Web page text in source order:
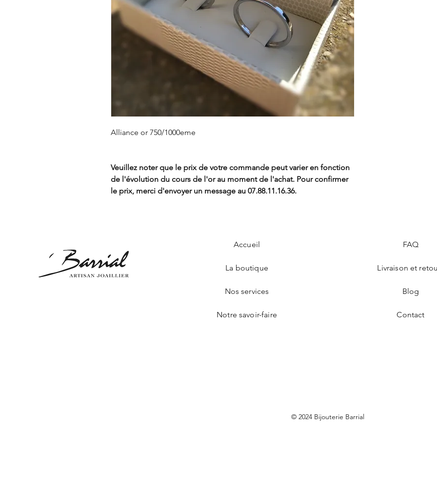
Alliance or 750/1000eme
Veuillez noter que le prix de votre commande peut varier en fonction
de l'évolution du cours de l'or au moment de l'achat. Pour confirmer
le prix, merci d'envoyer un message au 07.88.11.16.36.
Accueil
La boutique
Nos services
Notre savoir-faire
FAQ
Livraison et
Blog
Contact
© 2024 Bijouterie Barrial